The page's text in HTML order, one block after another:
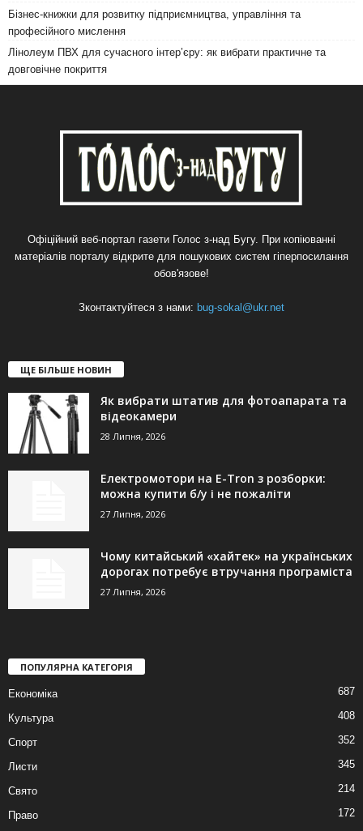
Бізнес-книжки для розвитку підприємництва, управління та
професійного мислення
Лінолеум ПВХ для сучасного інтер’єру: як вибрати практичне та
довговічне покриття
Офіційний веб-портал газети Голос з-над Бугу. При копіюванні
матеріалів порталу відкрите для пошукових систем гіперпосилання
обов'язове!
Зконтактуйтеся з нами: bug-sokal@ukr.net
ЩЕ БІЛЬШЕ НОВИН
Як вибрати штатив для фотоапарата та
відеокамери
28 Липня, 2026
Електромотори на E-Tron з розборки:
можна купити б/у і не пожаліти
27 Липня, 2026
Чому китайський «хайтек» на українських
дорогах потребує втручання програміста
27 Липня, 2026
ПОПУЛЯРНА КАТЕГОРІЯ
Економіка 687
Культура 408
Спорт 352
Листи 345
Свято 214
Право
172